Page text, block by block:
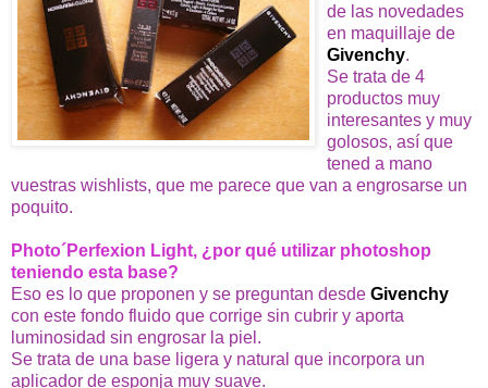
de las novedades
en maquillaje de
Givenchy.
Se trata de 4
productos muy
interesantes y muy
golosos, así que
tened a mano
vuestras wishlists, que me parece que van a engrosarse un
poquito.
Photo´Perfexion Light, ¿por qué utilizar photoshop
teniendo esta base?
Eso es lo que proponen y se preguntan desde Givenchy
con este fondo fluido que corrige sin cubrir y aporta
luminosidad sin engrosar la piel.
Se trata de una base ligera y natural que incorpora un
aplicador de esponja muy suave.